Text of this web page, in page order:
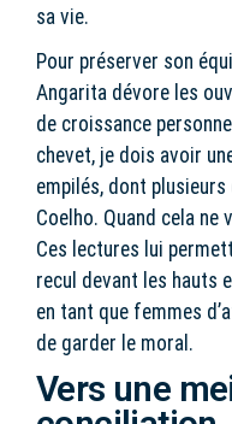
sa vie.
Pour préserver son
Angarita dévore les
de croissance
chevet, je dois avoir
empilés, dont plusieurs
Coelho. Quand cela ne
Ces lectures lui
recul devant les hauts
en tant que femmes
de garder le moral.
Vers une